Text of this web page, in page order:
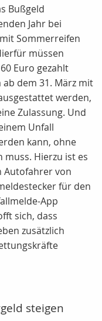
Bußgeld
Jahr bei
Sommerreifen
müssen
Euro gezahlt
dem 31. März mit
werden,
Zulassung. Und
Unfall
kann, ohne
muss. Hierzu ist es
Autofahrer von
für den
App
sich, dass
zusätzlich
steigen